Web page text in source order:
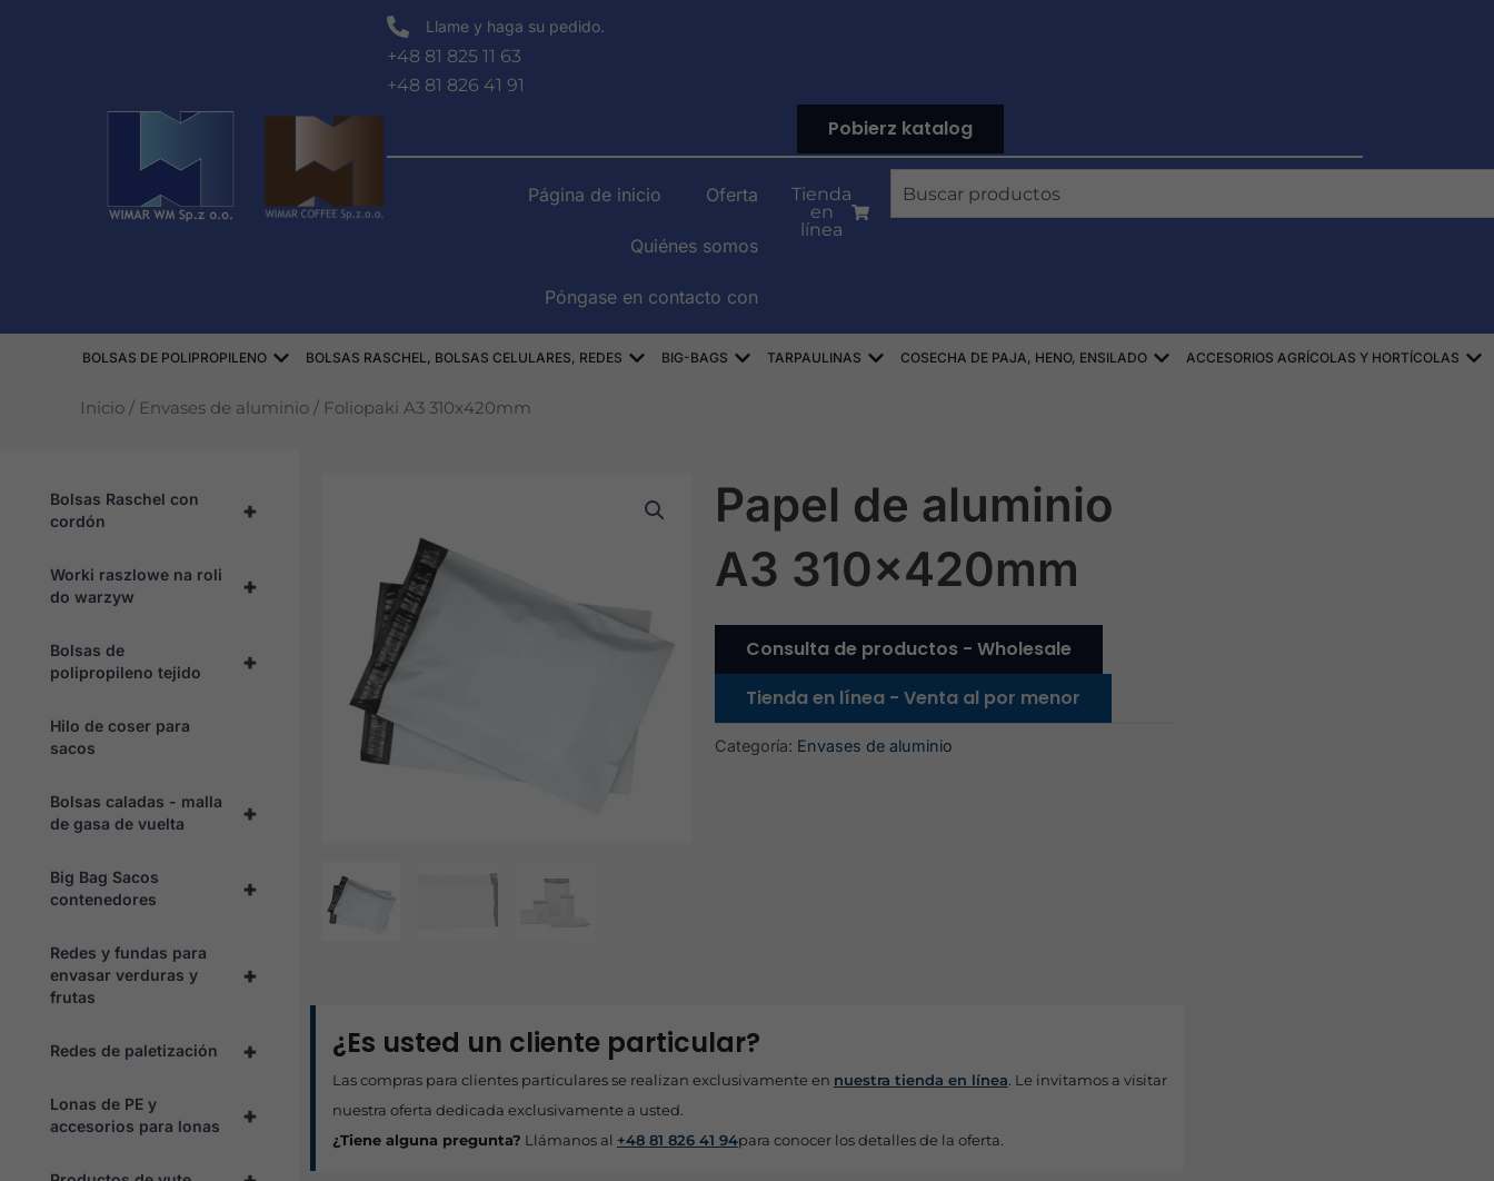
Llame y haga su pedido.
+48 81 825 11 63
+48 81 826 41 91
Pobierz katalog
Página de inicio Oferta
Quiénes somos
Póngase en contacto con
Tienda
en
línea
Buscar
BOLSAS DE POLIPROPILENO Abierto WORKI POLIPROPYLENOWE
BOLSAS RASCHEL, BOLSAS CELULARES, REDES Abierto WORKI RASZLOWE, AŻUROWE, SIATKI
BIG-BAGS Abierto WORKI BIG-BAG
TARPAULINAS Abierto PLANDEKI
COSECHA DE PAJA, HENO, ENSILADO Abierto ZBIÓR SŁOMY, SIANA,
ACCESORIOS AGRÍCOLAS Y HORTÍCOLAS
Inicio / Envases de aluminio / Foliopaki A3 310x420mm
+
Bolsas Raschel con
cordón
+
Worki raszlowe na roli
do warzyw
+
Bolsas de
polipropileno tejido
Hilo de coser para
sacos
+
Bolsas caladas - malla
de gasa de vuelta
+
Big Bag Sacos
contenedores
+
Redes y fundas para
envasar verduras y
frutas
+
Redes de paletización
+
Lonas de PE y
accesorios para lonas
Papel de aluminio
A3 310x420mm
Consulta de productos - Wholesale
Tienda en línea - Venta al por menor
Categoría: Envases de aluminio
¿Es usted un cliente particular?
Las compras para clientes particulares se realizan exclusivamente en nuestra tienda en línea . Le invitamos a visitar
nuestra oferta dedicada exclusivamente a usted.
¿Tiene alguna pregunta? Llámanos al +48 81 826 41 94para conocer los detalles de la oferta.